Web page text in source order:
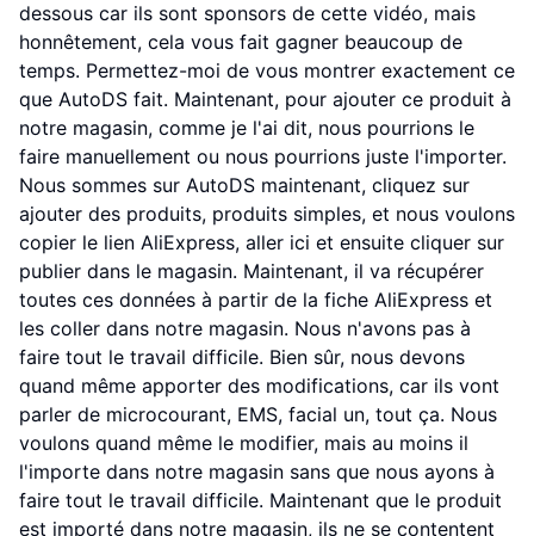
dessous car ils sont sponsors de cette vidéo, mais
honnêtement, cela vous fait gagner beaucoup de
temps. Permettez-moi de vous montrer exactement ce
que AutoDS fait. Maintenant, pour ajouter ce produit à
notre magasin, comme je l'ai dit, nous pourrions le
faire manuellement ou nous pourrions juste l'importer.
Nous sommes sur AutoDS maintenant, cliquez sur
ajouter des produits, produits simples, et nous voulons
copier le lien AliExpress, aller ici et ensuite cliquer sur
publier dans le magasin. Maintenant, il va récupérer
toutes ces données à partir de la fiche AliExpress et
les coller dans notre magasin. Nous n'avons pas à
faire tout le travail difficile. Bien sûr, nous devons
quand même apporter des modifications, car ils vont
parler de microcourant, EMS, facial un, tout ça. Nous
voulons quand même le modifier, mais au moins il
l'importe dans notre magasin sans que nous ayons à
faire tout le travail difficile. Maintenant que le produit
est importé dans notre magasin, ils ne se contentent